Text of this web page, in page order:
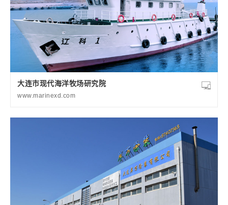
大连市现代海洋牧场研究院
www.marinexd.com